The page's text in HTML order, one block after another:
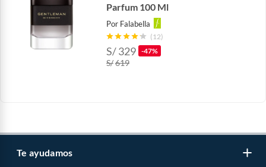
Parfum 100 Ml
Por Falabella
(12)
S/329 -47%
S/619
Te ayudamos